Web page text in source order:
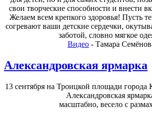
свои творческие способности и внести
Желаем всем крепкого здоровья! Пусть
согревают ваши детские сердечки,
заботой, словно мягкое
Видео - Тамара
Александровская ярмарка
13 сентября на Троицкой площади города
Александровская
масштабно, весело с